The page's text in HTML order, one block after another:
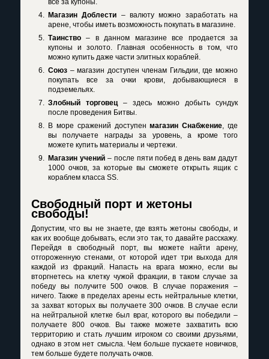
все за купоны.
Магазин Доблести – валюту можно заработать на
арене, чтобы иметь возможность покупать в магазине.
Таинство – в данном магазине все продается за
купоны и золото. Главная особенность в том, что
можно купить даже части элитных кораблей.
Союз – магазин доступен членам Гильдии, где можно
покупать все за очки крови, добывающиеся в
подземельях.
Злобный торговец– здесь можно добыть сундук
после проведения Битвы.
В море сражений доступенмагазин Снабжение, где
вы получаете награды за уровень, а кроме того
можете купить материалы и чертежи.
Магазин учений– после пяти побед в день вам дадут
1000 очков, за которые вы сможете открыть ящик с
кораблем класса SS.
Свободный порт и жетоны
свободы!
Допустим, что вы не знаете, где взять жетоны свободы, и
как их вообще добывать, если это так, то давайте расскажу.
Перейдя в свободный порт, вы можете найти арену,
отгороженную стенами, от которой идет три выхода для
каждой из фракций. Напасть на врага можно, если вы
вторгнетесь на клетку чужой фракции, в таком случае за
победу вы получите 500 очков. В случае поражения –
ничего. Также в пределах арены есть нейтральные клетки,
за захват которых вы получаете 300 очков. В случае если
на нейтральной клетке был враг, которого вы победили –
получаете 800 очков. Вы также можете захватить всю
территорию и стать лучшим игроком со своими друзьями,
однако в этом нет смысла. Чем больше пускаете новичков,
тем больше будете получать очков.